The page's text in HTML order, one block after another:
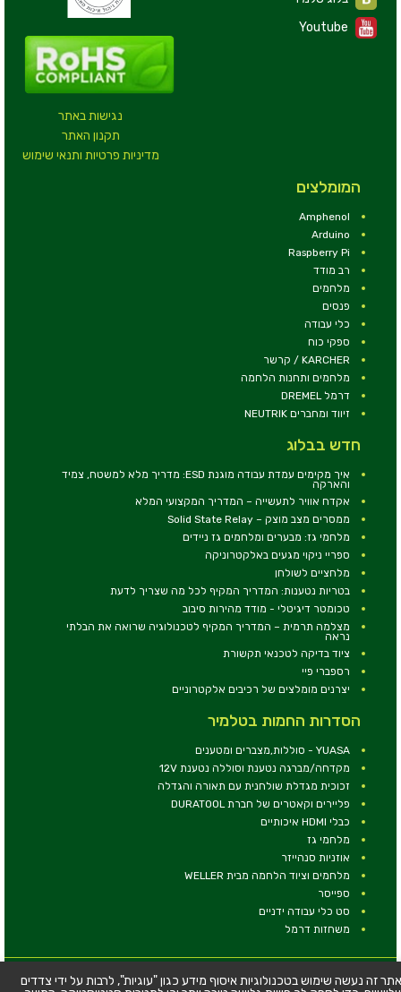
נגישות באתר
תקנון האתר
מדיניות פרטיות ותנאי שימוש
Youtube
המומלצים
Amphenol
Arduino
Raspberry Pi
רב מודד
מלחמים
פנסים
כלי עבודה
ספקי כוח
KARCHER / קרשר
מלחמים ותחנות הלחמה
דרמל DREMEL
זיווד ומחברים NEUTRIK
חדש בבלוג
איך מקימים עמדת עבודה מוגנת ESD: מדריך מלא למשטח, צמיד
והארקה
אקדח אוויר לתעשייה – המדריך המקצועי המלא
ממסרים מצב מוצק – Solid State Relay
מלחמי גז: מבערים ומלחמים גז ניידים
ספריי ניקוי מגעים באלקטרוניקה
מלחציים לשולחן
בטריות נטענות: המדריך המקיף לכל מה שצריך לדעת
טכומטר דיגיטלי - מודד מהירות סיבוב
מצלמה תרמית – המדריך המקיף לטכנולוגיה שרואה את הבלתי
נראה
ציוד בדיקה לטכנאי תקשורת
רספברי פיי
יצרנים מומלצים של רכיבים אלקטרוניים
הסדרות החמות בטלמיר
YUASA - סוללות,מצברים ומטענים
מקדחה/מברגה נטענת וסוללה נטענת 12V
זכוכית מגדלת שולחנית עם תאורה והגדלה
פליירים וקאטרים של חברת DURATOOL
כבלי HDMI איכותיים
מלחמי גז
אוזניות סנהייזר
מלחמים וציוד הלחמה מבית WELLER
ספייסר
סט כלי עבודה ידניים
משחזות דרמל
© כל הזכויות שמורות - טלמיר אלקטרוניקה בע''מ
זה נעשה שימוש בטכנולוגיות איסוף מידע כגון "עוגיות", לרבות על ידי צדדים